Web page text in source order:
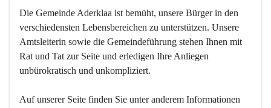
Die Gemeinde Aderklaa ist bemüht, unsere Bürger in den
verschiedensten Lebensbereichen zu unterstützen. Unsere
Amtsleiterin sowie die Gemeindeführung stehen Ihnen mit
Rat und Tat zur Seite und erledigen Ihre Anliegen
unbürokratisch und unkompliziert.
Auf unserer Seite finden Sie un­ter an­de­rem Informationen